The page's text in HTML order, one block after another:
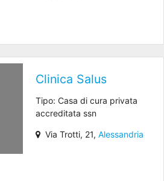
Clinica Salus
Tipo: Casa di cura privata
accreditata ssn
Via Trotti, 21, Alessandria